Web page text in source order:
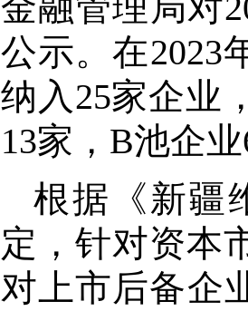
公示。在2023
纳入25家企业
13家，B池企
根据《新疆
定，针对资本
对上市后备企